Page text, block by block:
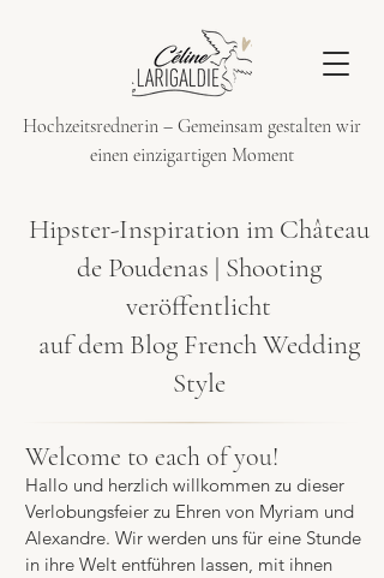
Hochzeitsrednerin – Gemeinsam gestalten wir
einen einzigartigen Moment
Hipster-Inspiration im Château
de Poudenas | Shooting
veröffentlicht
auf dem Blog French Wedding
Style
Welcome to each of you!
Hallo und herzlich willkommen zu dieser
Verlobungsfeier zu Ehren von Myriam und
Alexandre. Wir werden uns für eine Stunde
in ihre Welt entführen lassen, mit ihnen